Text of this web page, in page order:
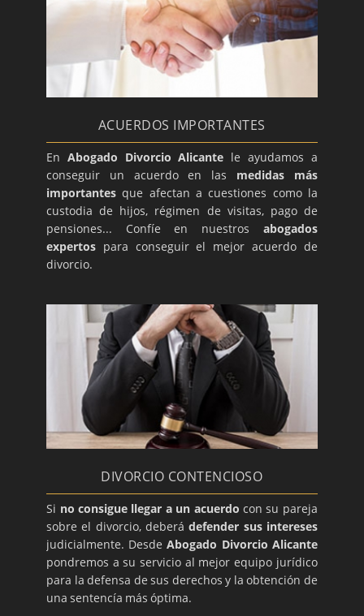
ACUERDOS IMPORTANTES
En Abogado Divorcio Alicante le ayudamos a
conseguir un acuerdo en las medidas más
importantesque afectan a cuestiones como la
custodia de hijos, régimen de visitas, pago de
pensiones... Confíe en nuestros abogados
expertos para conseguir el mejor acuerdo de
divorcio.
DIVORCIO CONTENCIOSO
Si no consigue llegar a un acuerdo con su pareja
sobre el divorcio, deberádefender sus intereses
judicialmente. DesdeAbogado Divorcio Alicante
pondremos a su servicio al mejor equipo jurídico
para la defensa de sus derechos y la obtención de
una sentencía más óptima.